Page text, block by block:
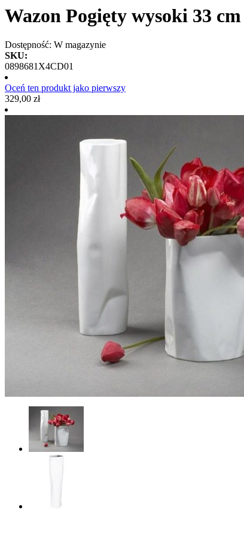
Wazon Pogięty wysoki 33
Dostępność: W magazynie
SKU:
0898681X4CD01
Oceń ten produkt jako pierwszy
329,00 zł